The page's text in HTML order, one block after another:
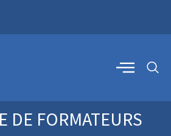
DE FORMATEURS